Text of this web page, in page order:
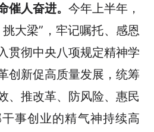
催人奋进。今年上半年，
大梁”，牢记嘱托、感恩
贯彻中央八项规定精神学
创新促高质量发展，统筹
、推改革、防风险、惠民
事创业的精气神持续高